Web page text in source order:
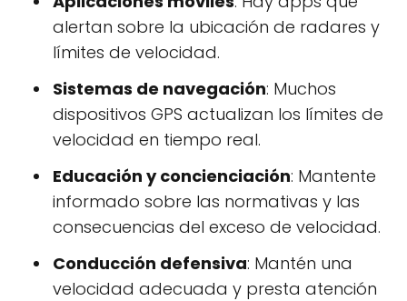
alertan sobre la ubicación de radares y
límites de velocidad.
Sistemas de navegación: Muchos
dispositivos GPS actualizan los límites de
velocidad en tiempo real.
Educación y concienciación: Mantente
informado sobre las normativas y las
consecuencias del exceso de velocidad.
Conducción defensiva: Mantén una
velocidad adecuada y presta atención